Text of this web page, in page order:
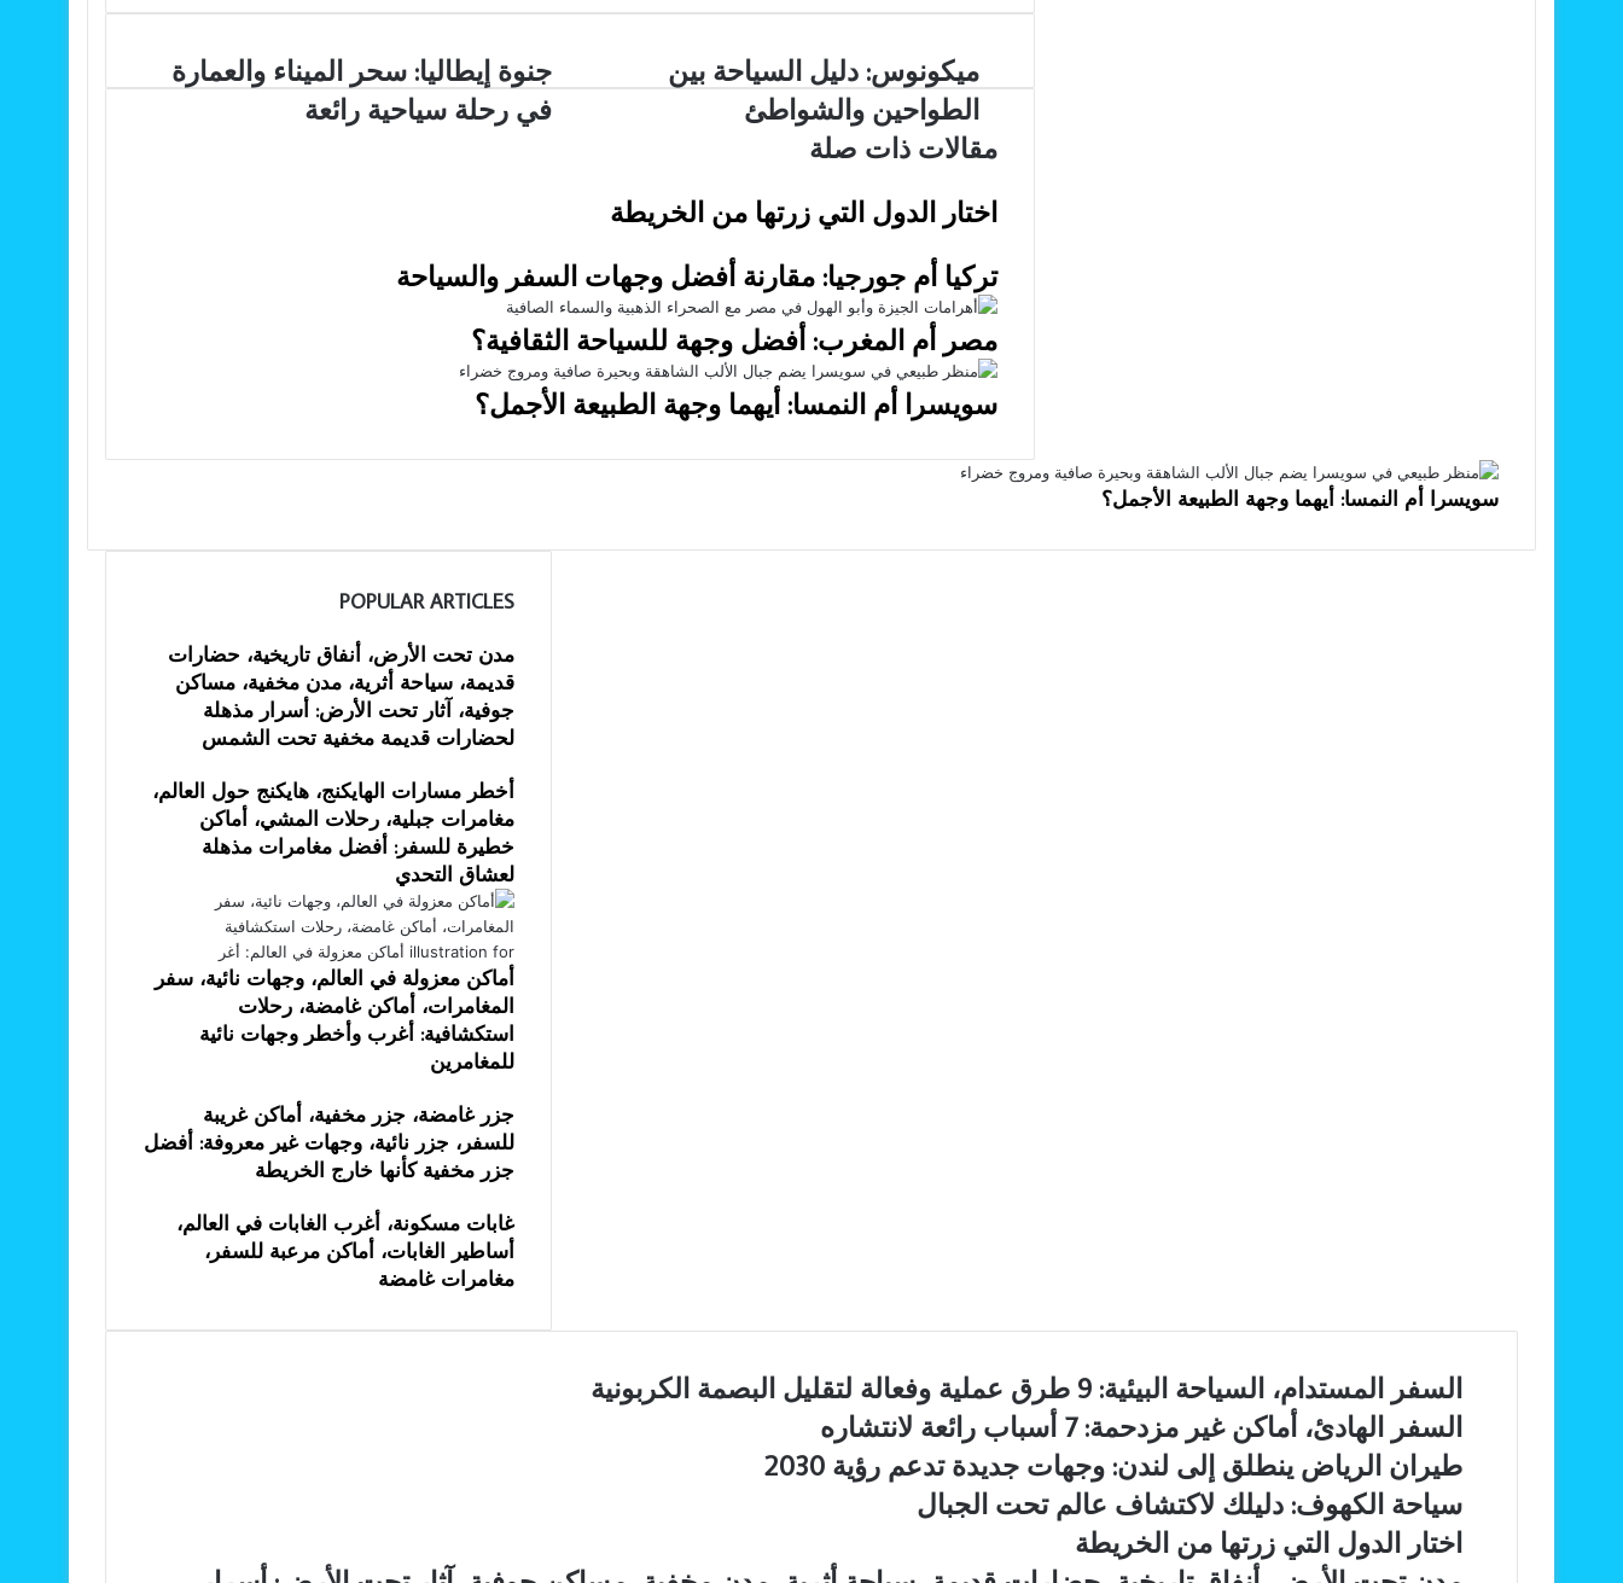
البريد
جنوة
إيطاليا:
سحر
جنوة إيطاليا: سحر الميناء والعمارة
في رحلة سياحية رائعة
ميكونوس:
دليل
السياحة
بين
الطواحين
ميكونوس: دليل السياحة بين
الطواحين والشواطئ
مقالات ذات صلة
اختار الدول التي زرتها من الخريطة
تركيا أم جورجيا: مقارنة أفضل وجهات السفر والسياحة
مصر أم المغرب: أفضل وجهة للسياحة الثقافية؟
سويسرا أم النمسا: أيهما وجهة الطبيعة الأجمل؟
سويسرا أم النمسا: أيهما وجهة الطبيعة الأجمل؟
POPULAR ARTICLES
مدن تحت الأرض، أنفاق تاريخية، حضارات
قديمة، سياحة أثرية، مدن مخفية، مساكن
جوفية، آثار تحت الأرض: أسرار مذهلة
لحضارات قديمة مخفية تحت الشمس
أخطر مسارات الهايكنج، هايكنج حول العالم،
مغامرات جبلية، رحلات المشي، أماكن
خطيرة للسفر: أفضل مغامرات مذهلة
لعشاق التحدي
أماكن معزولة في العالم، وجهات نائية، سفر
المغامرات، أماكن غامضة، رحلات
استكشافية: أغرب وأخطر وجهات نائية
للمغامرين
جزر غامضة، جزر مخفية، أماكن غريبة
للسفر، جزر نائية، وجهات غير معروفة: أفضل
جزر مخفية كأنها خارج الخريطة
غابات مسكونة، أغرب الغابات في العالم،
أساطير الغابات، أماكن مرعبة للسفر،
مغامرات غامضة
السفر
المستدام،
السياحة
البيئية:
9
طرق
عملية
وفعالة
السفر المستدام، السياحة البيئية: 9 طرق عملية وفعالة لتقليل البصمة الكربونية
السفر
الهادئ،
أماكن
مزدحمة:
السفر الهادئ، أماكن غير مزدحمة: 7 أسباب رائعة لانتشاره
طيران
الرياض
ينطلق
إلى
لندن:
طيران الرياض ينطلق إلى لندن: وجهات جديدة تدعم رؤية 2030
سياحة
الكهوف:
دليلك
سياحة الكهوف: دليلك لاكتشاف عالم تحت الجبال
اختار
الدول
اختار الدول التي زرتها من الخريطة